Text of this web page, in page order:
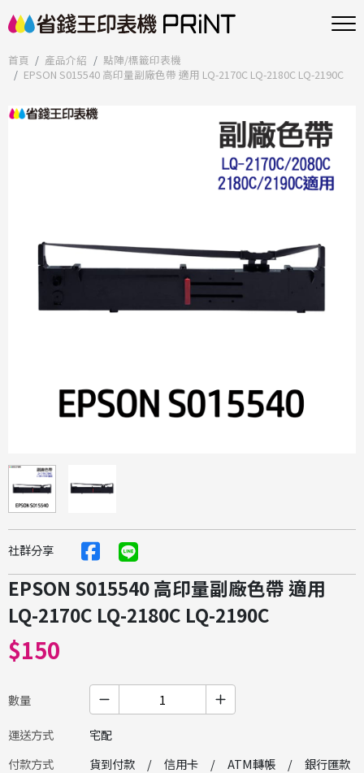
首頁 產品介紹
點陣/標籤印表機
EPSON S015540 高印量副廠色帶 適用 LQ-2170C LQ-2180C LQ-2190C
社群分享
EPSON S015540 高印量副廠色帶 適用
LQ-2170C LQ-2180C LQ-2190C
$150
數量
運送方式
宅配
付款方式
貨到付款 信用卡 ATM轉帳 銀行匯款